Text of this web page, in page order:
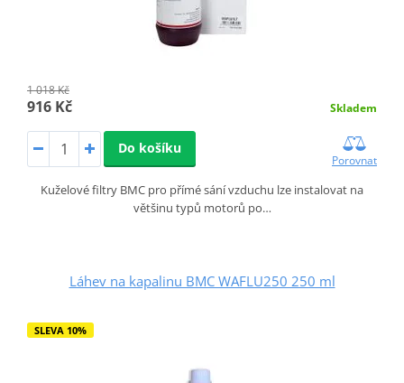
1 018 Kč
916 Kč Skladem
Do košíku
Porovnat
Kuželové filtry BMC pro přímé sání vzduchu lze instalovat na
většinu typů motorů po…
Láhev na kapalinu BMC WAFLU250 250 ml
SLEVA 10%